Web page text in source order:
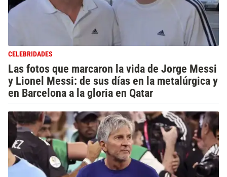
CELEBRIDADES
Las fotos que marcaron la vida de Jorge Messi
y Lionel Messi: de sus días en la metalúrgica y
en Barcelona a la gloria en Qatar